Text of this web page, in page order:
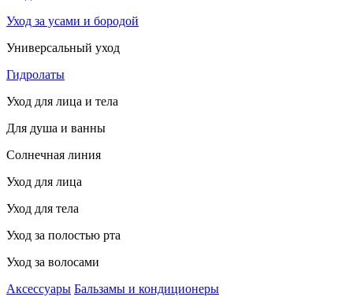
Уход за усами и бородой
Универсальный уход
Гидролаты
Уход для лица и тела
Для душа и ванны
Солнечная линия
Уход для лица
Уход для тела
Уход за полостью рта
Уход за волосами
Аксессуары Бальзамы и кондиционеры